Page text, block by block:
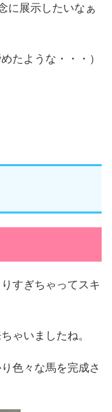
に展示したいなぁ
たような・・・）
すぎちゃってスキ
ゃいましたね。
色々な馬を完成さ